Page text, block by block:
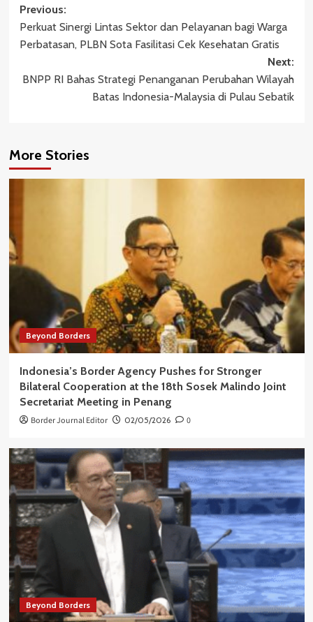
Post
navigation
Previous:
Perkuat Sinergi Lintas Sektor dan Pelayanan bagi Warga
Perbatasan, PLBN Sota Fasilitasi Cek Kesehatan Gratis
Next:
BNPP RI Bahas Strategi Penanganan Perubahan Wilayah
Batas Indonesia-Malaysia di Pulau Sebatik
More Stories
Beyond Borders
Indonesia’s Border Agency Pushes for Stronger
Bilateral Cooperation at the 18th Sosek Malindo Joint
Secretariat Meeting in Penang
Border Journal Editor 02/05/2026 0
Beyond Borders